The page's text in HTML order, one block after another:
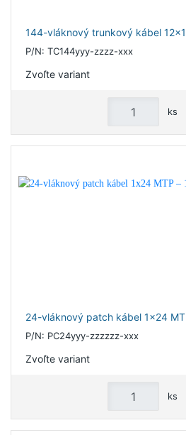
144-vláknový trunkový kábel
P/N: TC144yyy-zzzz-xxx
Zvoľte variant
ks
24-vláknový patch kábel 1x24
P/N: PC24yyy-zzzzzz-xxx
Zvoľte variant
ks